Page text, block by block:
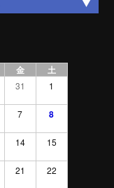
金 土
31 1
7 8
14 15
21 22